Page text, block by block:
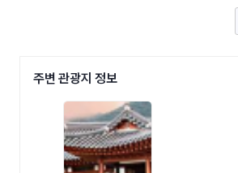
주변 관광지 정보